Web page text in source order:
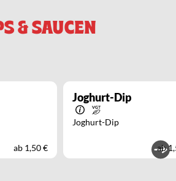
& SAUCEN
ab 1,50 €
Joghurt-Dip
Joghurt-Dip
ab